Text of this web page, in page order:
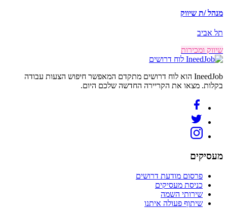
מנהל /ת שיווק
תל אביב
שיווק ומכירות
לוח דרושים
IneedJob הוא לוח דרושים מתקדם המאפשר חיפוש הצעות עבודה
בקלות. מצאו את הקריירה החדשה שלכם היום.
מעסיקים
פרסום מודעת דרושים
כניסת מעסיקים
שירותי השמה
שיתוף פעולה איתנו